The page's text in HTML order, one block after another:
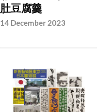
肚豆腐羹
14 December 2023